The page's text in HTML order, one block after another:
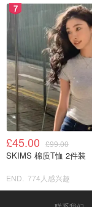
7
£45.00 £99.00
SKIMS 棉质T恤 2件装
END. 774人感兴趣